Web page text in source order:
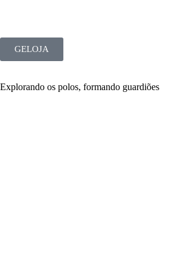
GELOJA
Explorando os polos, formando guardiões